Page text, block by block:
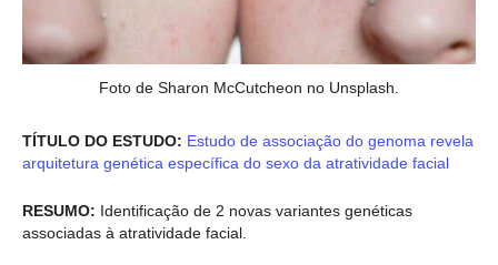
Foto de Sharon McCutcheon no Unsplash.
TÍTULO DO ESTUDO: Estudo de associação do genoma revela
arquitetura genética específica do sexo da atratividade facial
RESUMO: Identificação de 2 novas variantes genéticas
associadas à atratividade facial.